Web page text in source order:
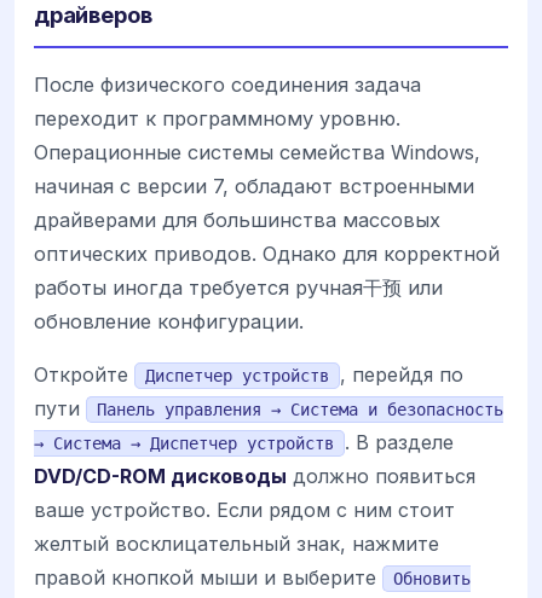
драйверов
После физического соединения задача
переходит к программному уровню.
Операционные системы семейства Windows,
начиная с версии 7, обладают встроенными
драйверами для большинства массовых
оптических приводов. Однако для корректной
работы иногда требуется ручная干预 или
обновление конфигурации.
Откройте Диспетчер устройств
, перейдя по
пути
Панель управления → Система и безопасность
→ Система → Диспетчер устройств
. В разделе
DVD/CD-ROM дисководы должно появиться
ваше устройство. Если рядом с ним стоит
желтый восклицательный знак, нажмите
правой кнопкой мыши и выберите
Обновить